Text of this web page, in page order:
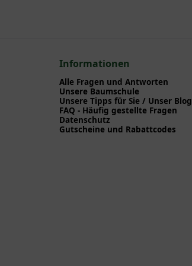
Informationen
Alle Fragen und Antworten
Unsere Baumschule
Unsere Tipps für Sie / Unser Blog
FAQ - Häufig gestellte Fragen
Datenschutz
Gutscheine und Rabattcodes